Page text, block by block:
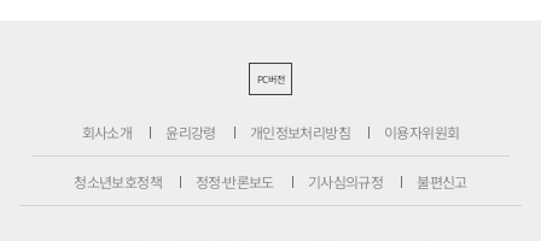
PC버전
회사소개 윤리강령 개인정보처리방침 이용자위원회
청소년보호정책 정정·반론보도 기사심의규정 불편신고